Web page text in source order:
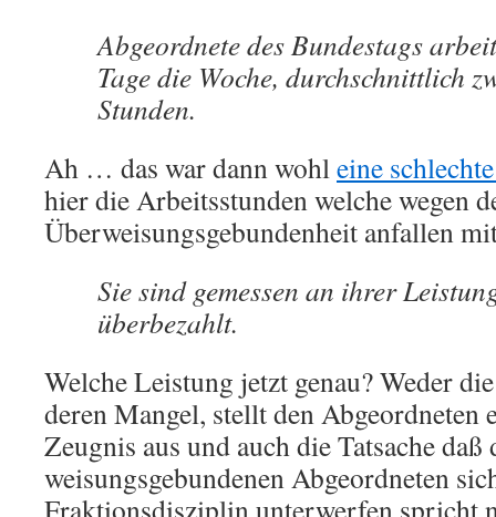
Abgeordnete des Bundestags
Tage die Woche, durchschnittlich
Stunden.
Ah … das war dann wohleine
hier die Arbeitsstunden welche wegen
Überweisungsgebundenheit anfallen
Sie sind gemessen an ihrer
überbezahlt.
Welche Leistung jetzt genau? Weder
deren Mangel, stellt den Abgeordneten
Zeugnis aus und auch die Tatsache
weisungsgebundenen Abgeordneten
Fraktionsdisziplin unterwerfen spricht